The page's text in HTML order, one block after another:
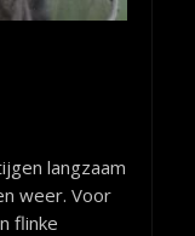
langzaam
weer. Voor
flinke